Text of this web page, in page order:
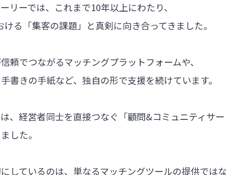
リーでは、これまで10年以上にわたり、
る「集客の課題」と真剣に向き合ってきました。
頼でつながるマッチングプラットフォームや、
書きの手紙など、独自の形で支援を続けています。
、経営者同士を直接つなぐ「顧問&コミュニティサ
した。
しているのは、単なるマッチングツールの提供では